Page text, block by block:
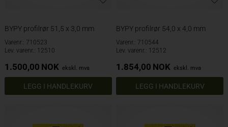
BYPY profilrør 51,5 x 3,0 mm
Varenr.: 710523
Lev. varenr.: 12510
1.500,00 NOK ekskl. mva
BYPY profilrør 54,0 x 4,0 mm
Varenr.: 710544
Lev. varenr.: 12512
1.854,00 NOK ekskl. mva